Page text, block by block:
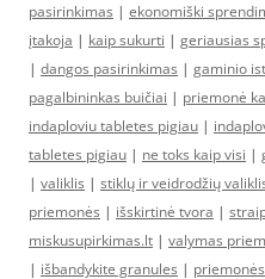
pasirinkimas | ekonomiški
įtakoja | kaip sukurti | geriausias
| dangos pasirinkimas | gaminio
pagalbininkas buičiai | priemonė
indaploviu tabletes pigiau |
tabletes pigiau | ne toks kaip visi |
| valiklis | stiklų ir veidrodžių
priemonės | išskirtinė tvora |
miskusupirkimas.lt | valymas
| išbandykite granules | priemonės